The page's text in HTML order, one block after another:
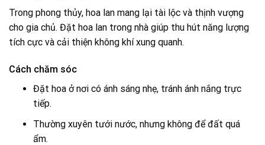
Trong phong thủy, hoa lan mang lại tài lộc và thịnh vượng
cho gia chủ. Đặt hoa lan trong nhà giúp thu hút năng lượng
tích cực và cải thiện không khí xung quanh.
Cách chăm sóc
Đặt hoa ở nơi có ánh sáng nhẹ, tránh ánh nắng trực
tiếp.
Thường xuyên tưới nước, nhưng không để đất quá
ẩm.